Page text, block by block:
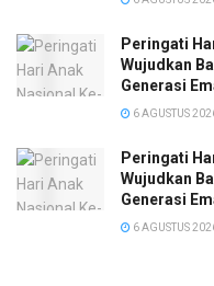
Peringati
Wujudkan
Generasi
6 AGUSTUS
Peringati
Wujudkan
Generasi
6 AGUSTUS